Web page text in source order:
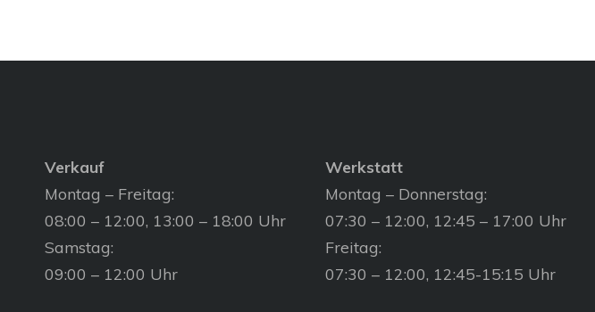
Verkauf
Montag – Freitag:
08:00 – 12:00, 13:00 – 18:00 Uhr
Samstag:
09:00 – 12:00 Uhr
Werkstatt
Montag – Donnerstag:
07:30 – 12:00, 12:45 – 17:00 Uhr
Freitag:
07:30 – 12:00, 12:45-15:15 Uhr